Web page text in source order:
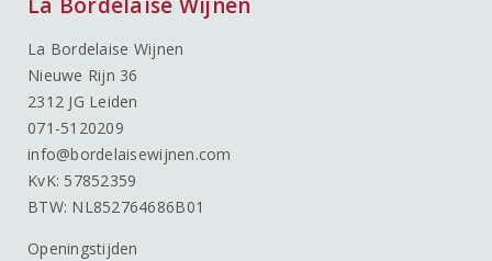
La Bordelaise Wijnen
La Bordelaise Wijnen
Nieuwe Rijn 36
2312 JG Leiden
071-5120209
info@bordelaisewijnen.com
KvK: 57852359
BTW: NL852764686B01
Openingstijden